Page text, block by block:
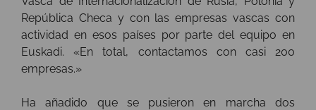
República Checa y con las empresas vascas con
actividad en esos países por parte del equipo en
Euskadi. «En total, contactamos con casi 200
empresas.»
Ha añadido que se pusieron en marcha dos